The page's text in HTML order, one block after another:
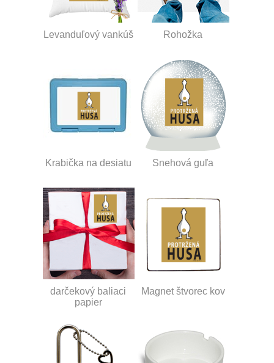
Levanduľový vankúš Rohožka
Krabička na desiatu Snehová guľa
darčekový baliaci
papier
Magnet štvorec kov